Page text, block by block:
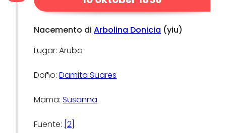
Nacemento diArbolina Donicia (yiu)
Lugar: Aruba
Doño:Damita Suares
Mama:Susanna
Fuente: [2]